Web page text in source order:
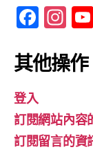
F
a
c
b
o
In
st
a
gr
a
m
其他操作
登入
訂閱網站內容
訂閱留言的資